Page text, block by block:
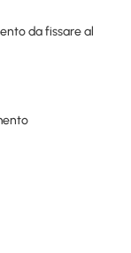
da fissare al